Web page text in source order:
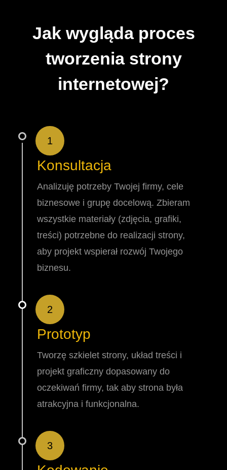
Jak wygląda proces
tworzenia strony
internetowej?
Konsultacja
Analizuję potrzeby Twojej firmy, cele
biznesowe i grupę docelową. Zbieram
wszystkie materiały (zdjęcia, grafiki,
treści) potrzebne do realizacji strony,
aby projekt wspierał rozwój Twojego
biznesu.
1
Prototyp
Tworzę szkielet strony, układ treści i
projekt graficzny dopasowany do
oczekiwań firmy, tak aby strona była
atrakcyjna i funkcjonalna.
2
3